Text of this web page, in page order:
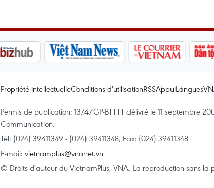
Propriété intellectuelleConditions d'utilisationRSSAppuiLangues
Permis de publication: 1374/GP-BTTTT délivré le 11 septembre
Communication.
Tél: (024) 39411349 - (024) 39411348, Fax: (024) 39411348
E-mail: vietnamplus@vnanet.vn
© Droits d'auteur du VietnamPlus, VNA. La reproduction sans la